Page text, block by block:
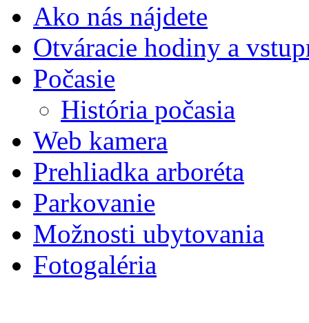
Ako nás nájdete
Otváracie hodiny a
Počasie
História počasia
Web kamera
Prehliadka arboréta
Parkovanie
Možnosti ubytovania
Fotogaléria